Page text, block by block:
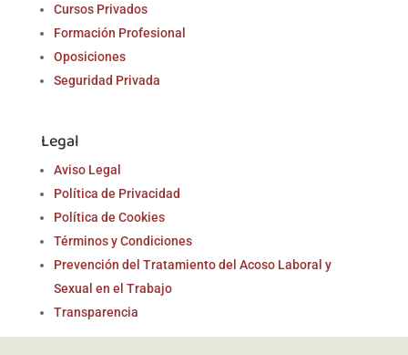
Cursos Privados
Formación Profesional
Oposiciones
Seguridad Privada
Legal
Aviso Legal
Política de Privacidad
Política de Cookies
Términos y Condiciones
Prevención del Tratamiento del Acoso Laboral y
Sexual en el Trabajo
Transparencia